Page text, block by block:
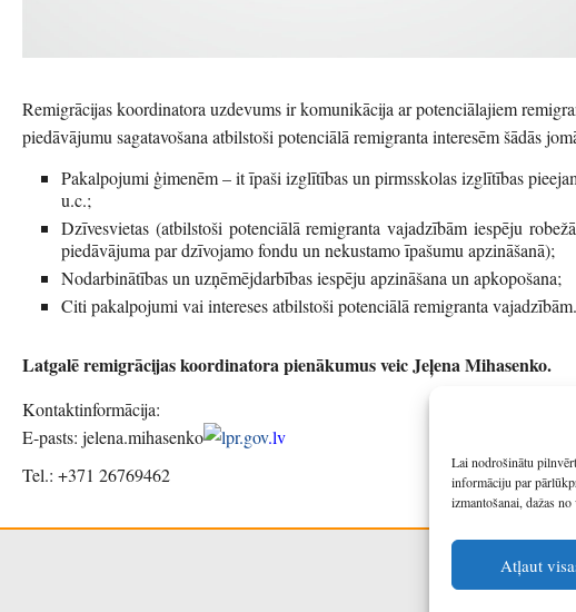
Lai nodrošinātu
informāciju par
izmantošanai, dažas
Atļaut
Remigrācijas koordinatora uzdevums ir komunikācija ar potenciālajiem
piedāvājumu sagatavošana atbilstoši potenciālā remigranta interesēm šādās
Pakalpojumi ģimenēm – it īpaši izglītības un pirmsskolas izglītības
u.c.;
Dzīvesvietas (atbilstoši potenciālā remigranta vajadzībām iespēju
piedāvājuma par dzīvojamo fondu un nekustamo īpašumu apzināšanā);
Nodarbinātības un uzņēmējdarbības iespēju apzināšana un apkopošana;
Citi pakalpojumi vai intereses atbilstoši potenciālā remigranta vajadzībām.
Latgalē remigrācijas koordinatora pienākumus veic Jeļena Mihasenko.
Kontaktinformācija:
E-pasts: jelena.mihasenko
lpr.gov.lv
Tel.: +371 26769462